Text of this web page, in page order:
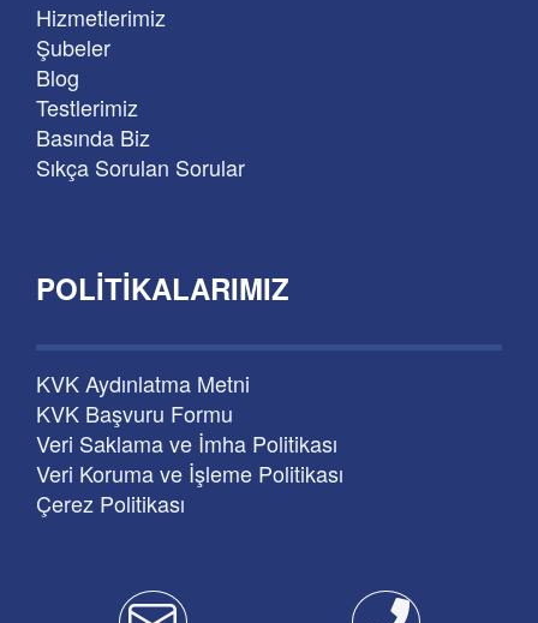
Hizmetlerimiz
Şubeler
Blog
Testlerimiz
Basında Biz
Sıkça Sorulan Sorular
POLITIKALARIMIZ
KVK Aydınlatma Metni
KVK Başvuru Formu
Veri Saklama ve İmha Politikası
Veri Koruma ve İşleme Politikası
Çerez Politikası